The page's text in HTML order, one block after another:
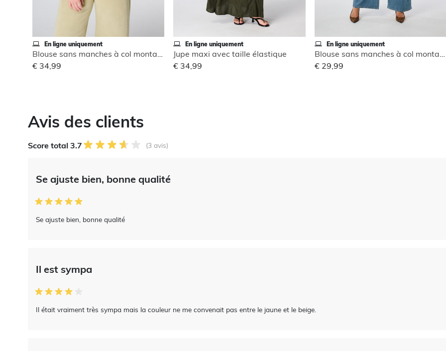
En ligne uniquement
Blouse sans manches à col montant
€ 34,99
En ligne uniquement
Jupe maxi avec taille élastique
€ 34,99
En ligne uniquement
Blouse sans manches à col montant
€ 29,99
Avis des clients
Score total 3.7 (3 avis)
Se ajuste bien, bonne qualité
Se ajuste bien, bonne qualité
Il est sympa
Il était vraiment très sympa mais la couleur ne me convenait pas entre le jaune et le beige.